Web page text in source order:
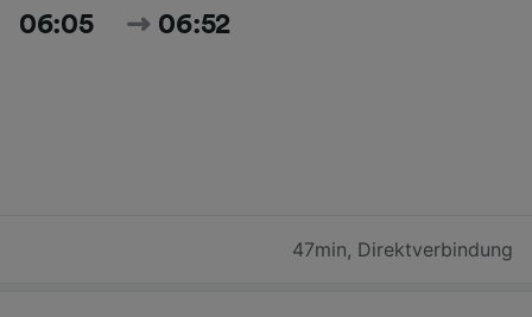
06:05 06:52
47min, Direktverbindung